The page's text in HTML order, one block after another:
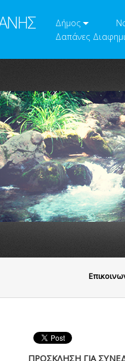
Δήμος
Δαπάνες
ΠΡΟΣΚΛΗΣΗ ΓΙΑ